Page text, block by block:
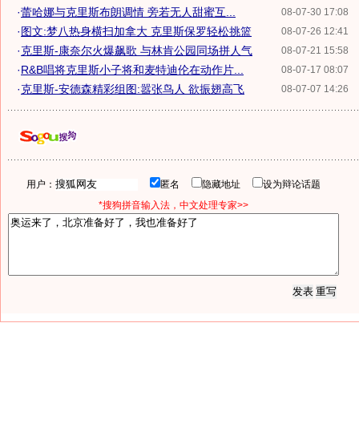
08-07-30 17:08
·蕾哈娜与克里斯布朗调情 旁若无人甜蜜互...
08-07-26 12:41
·图文:梦八热身横扫加拿大 克里斯保罗轻松挑篮
08-07-21 15:58
·克里斯-康奈尔火爆飙歌 与林肯公园同场拼人气
08-07-17 08:07
·R&B唱将克里斯小子将和麦特迪伦在动作片...
08-07-07 14:26
·克里斯-安德森精彩组图:嚣张鸟人 欲振翅高飞
用户： 匿名 隐藏地址
设为辩论话题
*搜狗拼音输入法，中文处理专家>>